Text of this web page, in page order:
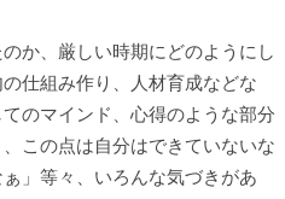
か、厳しい時期にどのようにし
仕組み作り、人材育成などな
のマインド、心得のような部分
この点は自分はできていないな
」等々、いろんな気づきがあ